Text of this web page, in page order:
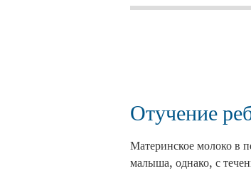
Отучение
Материнское молоко в
малыша, однако, с